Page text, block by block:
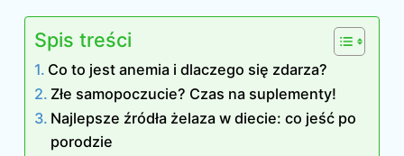
Spis treści
Co to jest anemia i dlaczego się zdarza?
Złe samopoczucie? Czas na suplementy!
Najlepsze źródła żelaza w diecie: co jeść po
porodzie